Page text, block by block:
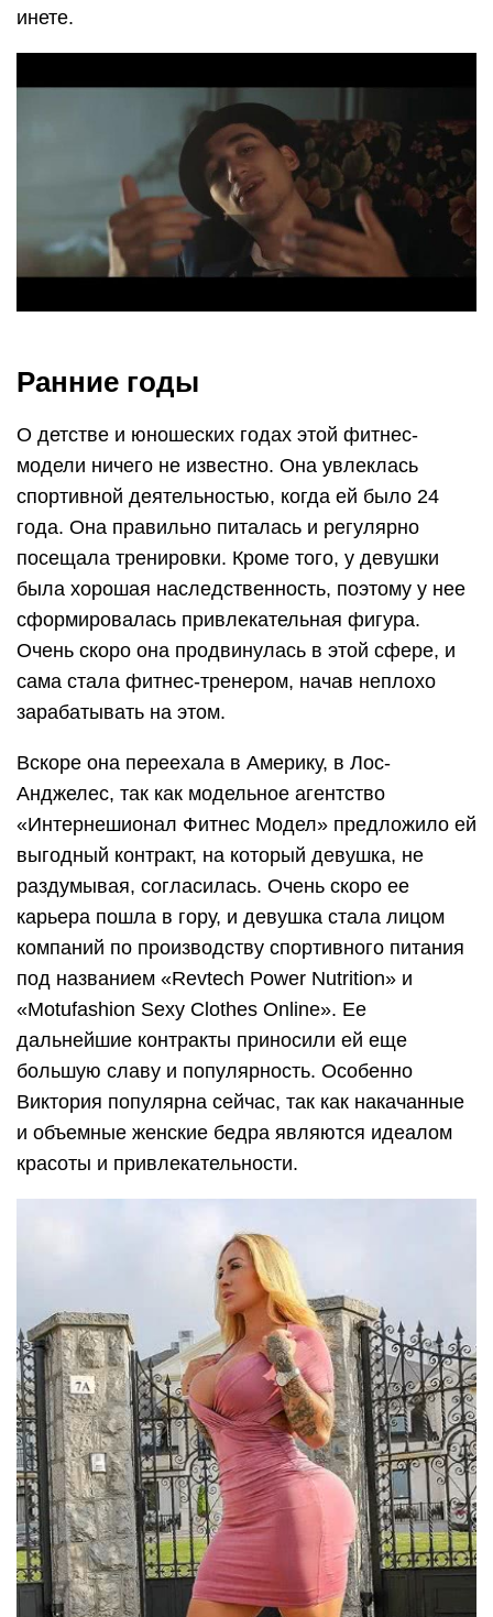
инете.
Ранние годы
О детстве и юношеских годах этой фитнес-
модели ничего не известно. Она увлеклась
спортивной деятельностью, когда ей было 24
года. Она правильно питалась и регулярно
посещала тренировки. Кроме того, у девушки
была хорошая наследственность, поэтому у нее
сформировалась привлекательная фигура.
Очень скоро она продвинулась в этой сфере, и
сама стала фитнес-тренером, начав неплохо
зарабатывать на этом.
Вскоре она переехала в Америку, в Лос-
Анджелес, так как модельное агентство
«Интернешионал Фитнес Модел» предложило ей
выгодный контракт, на который девушка, не
раздумывая, согласилась. Очень скоро ее
карьера пошла в гору, и девушка стала лицом
компаний по производству спортивного питания
под названием «Revtech Power Nutrition» и
«Motufashion Sexy Clothes Online». Ее
дальнейшие контракты приносили ей еще
большую славу и популярность. Особенно
Виктория популярна сейчас, так как накачанные
и объемные женские бедра являются идеалом
красоты и привлекательности.